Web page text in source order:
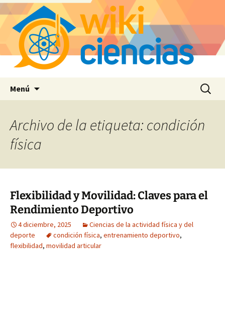
Menú Buscar:
Archivo de la etiqueta: condición
física
Flexibilidad y Movilidad: Claves para el
Rendimiento Deportivo
4 diciembre, 2025
Ciencias de la actividad física y del
deporte
condición física, entrenamiento deportivo,
flexibilidad, movilidad articular